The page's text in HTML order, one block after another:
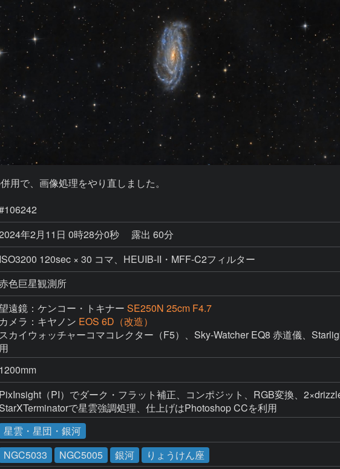
用で、画像処理をやり直しました。
年2月11日 0時28分0秒
露出 60分
ISO3200 120sec × 30 コマ、HEUIB-II・MFF-C2フィルター
色巨星観測所
遠鏡：ケンコー・トキナー SE250N 25cm F4.7
カメラ：キヤノン EOS 6D（改造）
スカイウォッチャーコマコレクター（F5）、Sky-Watcher EQ8 赤道儀、
用
1200mm
PixInsight（PI）でダーク・フラット補正、コンポジット、RGB変換、
で星雲強調処理、仕上げはPhotoshop CCを利用
星雲・星団・銀河
NGC5033 NGC5005 銀河 りょうけん座